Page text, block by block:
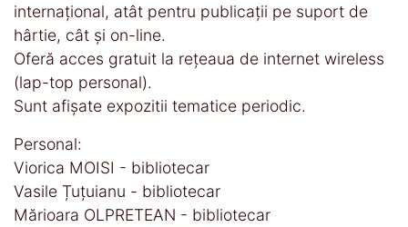
internațional, atât pentru publicații pe suport de
hârtie, cât și on-line.
Oferă acces gratuit la reţeaua de internet wireless
(lap-top personal).
Sunt afișate expozitii tematice periodic.
Personal:
Viorica MOISI - bibliotecar
Vasile Țuțuianu - bibliotecar
Mărioara OLPRETEAN - bibliotecar